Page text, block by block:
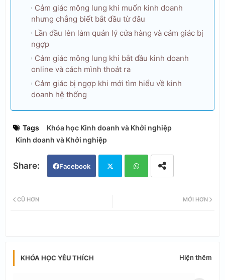
Cảm giác mông lung khi muốn kinh doanh
nhưng chẳng biết bắt đầu từ đâu
Lần đầu lên làm quản lý cửa hàng và cảm giác bị
ngợp
Cảm giác mông lung khi bắt đầu kinh doanh
online và cách mình thoát ra
Cảm giác bị ngợp khi mới tìm hiểu về kinh
doanh hệ thống
Tags
Khóa học Kinh doanh và Khởi nghiệp
Kinh doanh và Khởi nghiệp
Facebook
MỚI HƠN
CŨ HƠN
KHÓA HỌC YÊU THÍCH Hiện thêm